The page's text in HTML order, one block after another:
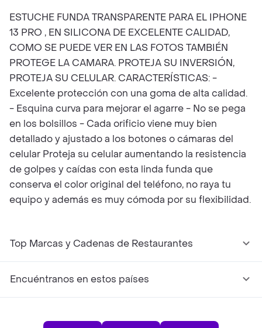
ESTUCHE FUNDA TRANSPARENTE PARA EL IPHONE
13 PRO , EN SILICONA DE EXCELENTE CALIDAD,
COMO SE PUEDE VER EN LAS FOTOS TAMBIÉN
PROTEGE LA CAMARA. PROTEJA SU INVERSIÓN,
PROTEJA SU CELULAR. CARACTERÍSTICAS: -
Excelente protección con una goma de alta calidad.
- Esquina curva para mejorar el agarre - No se pega
en los bolsillos - Cada orificio viene muy bien
detallado y ajustado a los botones o cámaras del
celular Proteja su celular aumentando la resistencia
de golpes y caídas con esta linda funda que
conserva el color original del teléfono, no raya tu
equipo y además es muy cómoda por su flexibilidad.
Top Marcas y Cadenas de Restaurantes
Encuéntranos en estos países